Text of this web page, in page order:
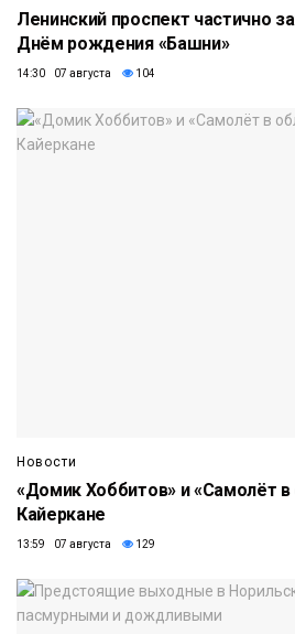
Ленинский проспект частично
Днём рождения «Башни»
14:30 07 августа 104
Новости
«Домик Хоббитов» и «Самолёт в
Кайеркане
13:59 07 августа 129